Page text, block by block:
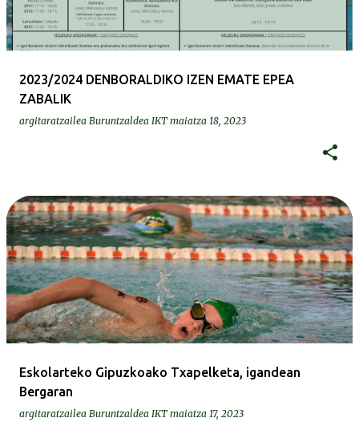
2023/2024 DENBORALDIKO IZEN EMATE EPEA
ZABALIK
argitaratzailea Buruntzaldea IKT maiatza 18, 2023
Eskolarteko Gipuzkoako Txapelketa, igandean
Bergaran
argitaratzailea Buruntzaldea IKT maiatza 17, 2023